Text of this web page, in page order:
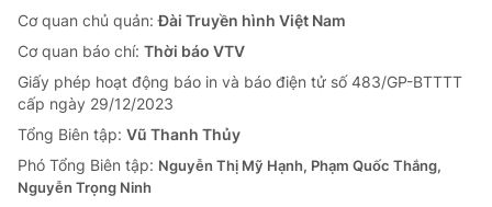
Giải sao mai
Làm đẹp
Chất lượng cuộc sống
Tuyển sinh
Học trực tuyến
Công nghệ
Hitech Công nghệ tương lai
Sản phẩm
Thị trường
Giao lưu trực tuyến
Lịch phát sóng
Cơ quan chủ quản:Đài Truyền hình Việt Nam
Cơ quan báo chí: Thời báo VTV
Giấy phép hoạt động báo in và báo điện tử số 483/GP-BTTTT
cấp ngày 29/12/2023
Tổng Biên tập: Vũ Thanh Thủy
Phó Tổng Biên tập: Nguyễn Thị Mỹ Hạnh, Phạm Quốc Thắng,
Nguyễn Trọng Ninh